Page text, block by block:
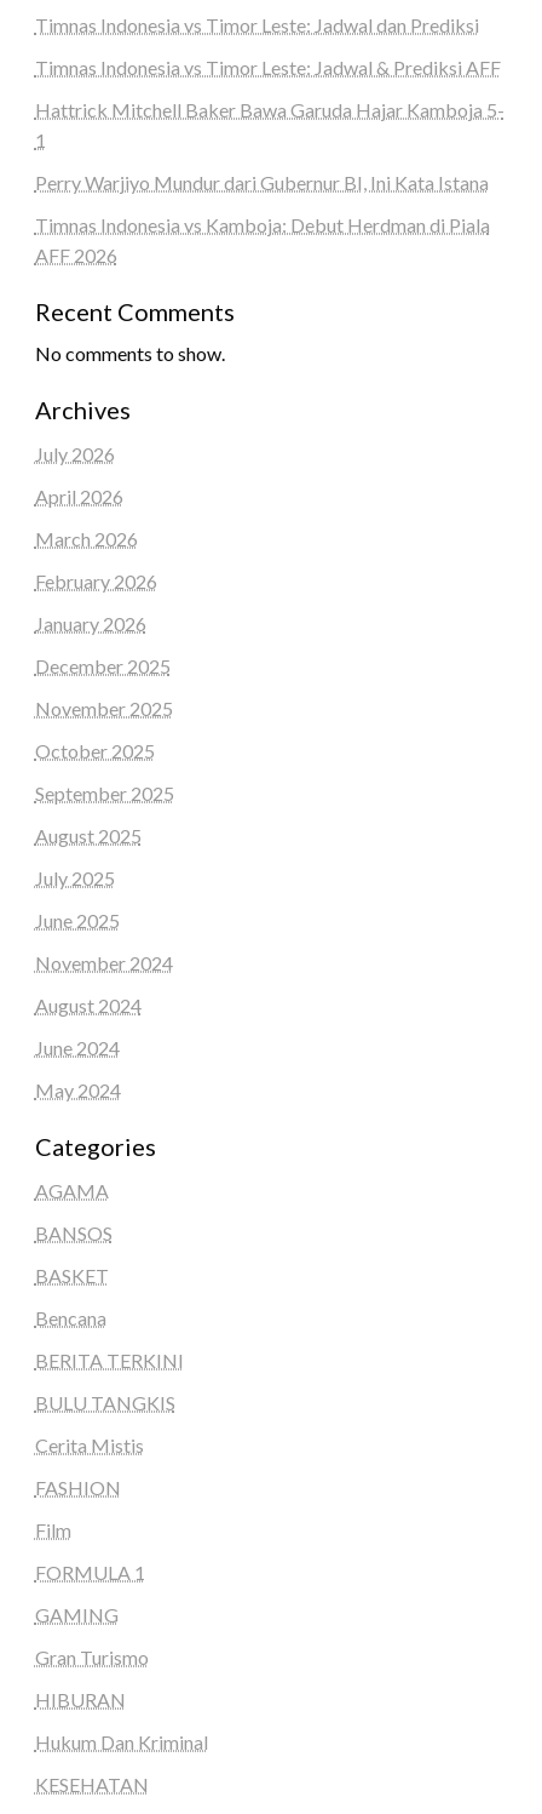
Timnas Indonesia vs Timor Leste: Jadwal dan Prediksi
Timnas Indonesia vs Timor Leste: Jadwal & Prediksi AFF
Hattrick Mitchell Baker Bawa Garuda Hajar Kamboja 5-
1
Perry Warjiyo Mundur dari Gubernur BI, Ini Kata Istana
Timnas Indonesia vs Kamboja: Debut Herdman di Piala
AFF 2026
Recent Comments
No comments to show.
Archives
July 2026
April 2026
March 2026
February 2026
January 2026
December 2025
November 2025
October 2025
September 2025
August 2025
July 2025
June 2025
November 2024
August 2024
June 2024
May 2024
Categories
AGAMA
BANSOS
BASKET
Bencana
BERITA TERKINI
BULU TANGKIS
Cerita Mistis
FASHION
Film
FORMULA 1
GAMING
Gran Turismo
HIBURAN
Hukum Dan Kriminal
KESEHATAN